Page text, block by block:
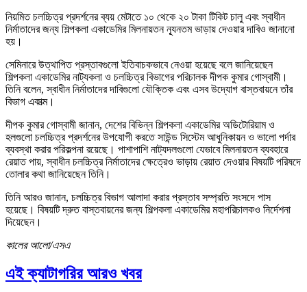
নিয়মিত চলচ্চিত্র প্রদর্শনের ব্যয় মেটাতে ১০ থেকে ২০ টাকা টিকিট চালু এবং স্বাধীন
নির্মাতাদের জন্য শিল্পকলা একাডেমির মিলনায়তন ন্যূনতম ভাড়ায় দেওয়ার দাবিও জানানো
হয়।
সেমিনারে উত্থাপিত প্রস্তাবগুলো ইতিবাচকভাবে নেওয়া হয়েছে বলে জানিয়েছেন
শিল্পকলা একাডেমির নাট্যকলা ও চলচ্চিত্র বিভাগের পরিচালক দীপক কুমার গোস্বামী।
তিনি বলেন, স্বাধীন নির্মাতাদের দাবিগুলো যৌক্তিক এবং এসব উদ্যোগ বাস্তবায়নে তাঁর
বিভাগ একাত্ম।
দীপক কুমার গোস্বামী জানান, দেশের বিভিন্ন শিল্পকলা একাডেমির অডিটোরিয়াম ও
হলগুলো চলচ্চিত্র প্রদর্শনের উপযোগী করতে সাউন্ড সিস্টেম আধুনিকায়ন ও ভালো পর্দার
ব্যবস্থা করার পরিকল্পনা রয়েছে। পাশাপাশি নাট্যদলগুলো যেভাবে মিলনায়তন ব্যবহারে
রেয়াত পায়, স্বাধীন চলচ্চিত্র নির্মাতাদের ক্ষেত্রেও ভাড়ায় রেয়াত দেওয়ার বিষয়টি পরিষদে
তোলার কথা জানিয়েছেন তিনি।
তিনি আরও জানান, চলচ্চিত্র বিভাগ আলাদা করার প্রস্তাব সম্প্রতি সংসদে পাস
হয়েছে। বিষয়টি দ্রুত বাস্তবায়নের জন্য শিল্পকলা একাডেমির মহাপরিচালকও নির্দেশনা
দিয়েছেন।
কালের আলো/এসএ
এই ক্যাটাগরির আরও খবর